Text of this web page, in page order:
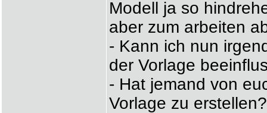
Modell ja so
aber zum arbeiten
- Kann ich nun
der Vorlage
- Hat jemand von
Vorlage zu erstellen?